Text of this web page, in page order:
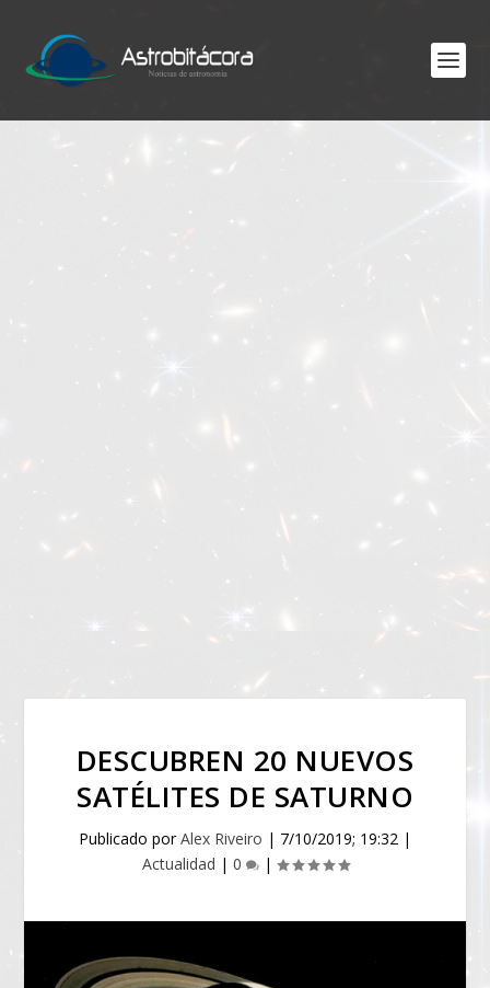
DESCUBREN 20 NUEVOS
SATÉLITES DE SATURNO
Publicado porAlex Riveiro | 7/10/2019; 19:32 |
Actualidad | 0 |